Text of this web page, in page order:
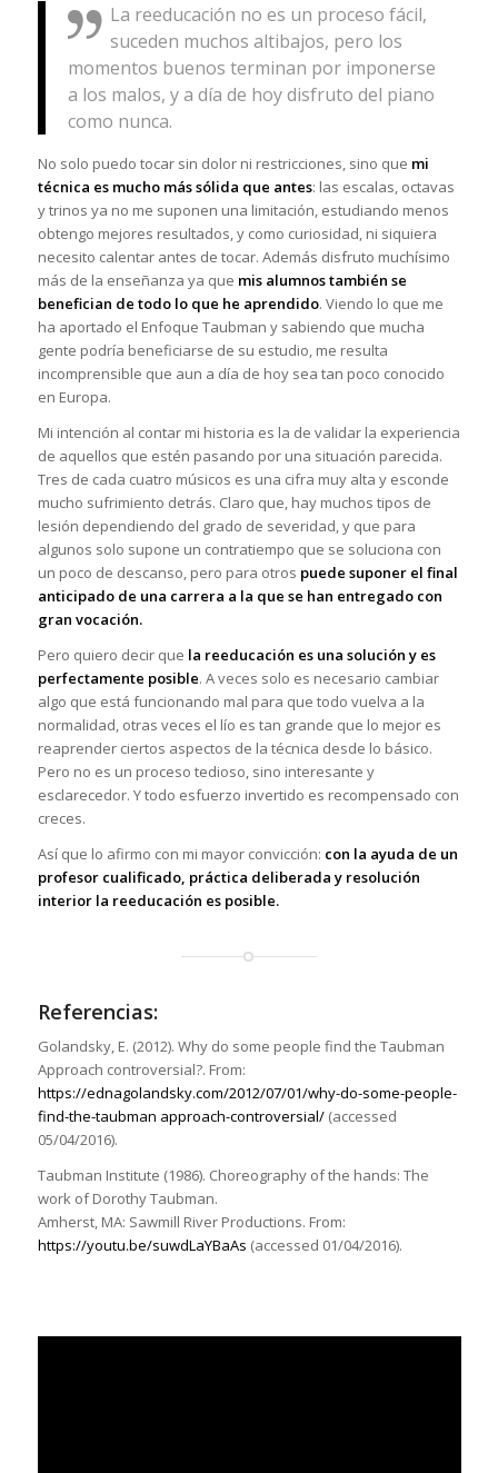
La reeducación no es un proceso fácil,
suceden muchos altibajos, pero los
momentos buenos terminan por imponerse
a los malos, y a día de hoy disfruto del piano
como nunca.
No solo puedo tocar sin dolor ni restricciones, sino que mi
técnica es mucho más sólida que antes: las escalas, octavas
y trinos ya no me suponen una limitación, estudiando menos
obtengo mejores resultados, y como curiosidad, ni siquiera
necesito calentar antes de tocar. Además disfruto muchísimo
más de la enseñanza ya que mis alumnos también se
benefician de todo lo que he aprendido. Viendo lo que me
ha aportado el Enfoque Taubman y sabiendo que mucha
gente podría beneficiarse de su estudio, me resulta
incomprensible que aun a día de hoy sea tan poco conocido
en Europa.
Mi intención al contar mi historia es la de validar la experiencia
de aquellos que estén pasando por una situación parecida.
Tres de cada cuatro músicos es una cifra muy alta y esconde
mucho sufrimiento detrás. Claro que, hay muchos tipos de
lesión dependiendo del grado de severidad, y que para
algunos solo supone un contratiempo que se soluciona con
un poco de descanso, pero para otros puede suponer el final
anticipado de una carrera a la que se han entregado con
gran vocación.
Pero quiero decir que la reeducación es una solución y es
perfectamente posible. A veces solo es necesario cambiar
algo que está funcionando mal para que todo vuelva a la
normalidad, otras veces el lío es tan grande que lo mejor es
reaprender ciertos aspectos de la técnica desde lo básico.
Pero no es un proceso tedioso, sino interesante y
esclarecedor. Y todo esfuerzo invertido es recompensado con
creces.
Así que lo afirmo con mi mayor convicción: con la ayuda de un
profesor cualificado, práctica deliberada y resolución
interior la reeducación es posible.
Referencias:
Golandsky, E. (2012). Why do some people find the Taubman
Approach controversial?. From:
https://ednagolandsky.com/2012/07/01/why-do-some-people-
find-the-taubman approach-controversial/(accessed
05/04/2016).
Taubman Institute (1986). Choreography of the hands: The
work of Dorothy Taubman.
Amherst, MA: Sawmill River Productions. From:
https://youtu.be/suwdLaYBaAs (accessed 01/04/2016).